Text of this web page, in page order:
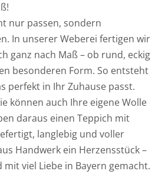
nur passen, sondern
In unserer Weberei fertigen wir
ganz nach Maß – ob rund, eckig
besonderen Form. So entsteht
perfekt in Ihr Zuhause passt.
können auch Ihre eigene Wolle
daraus einen Teppich mit
langlebig und voller
Handwerk ein Herzensstück –
viel Liebe in Bayern gemacht.